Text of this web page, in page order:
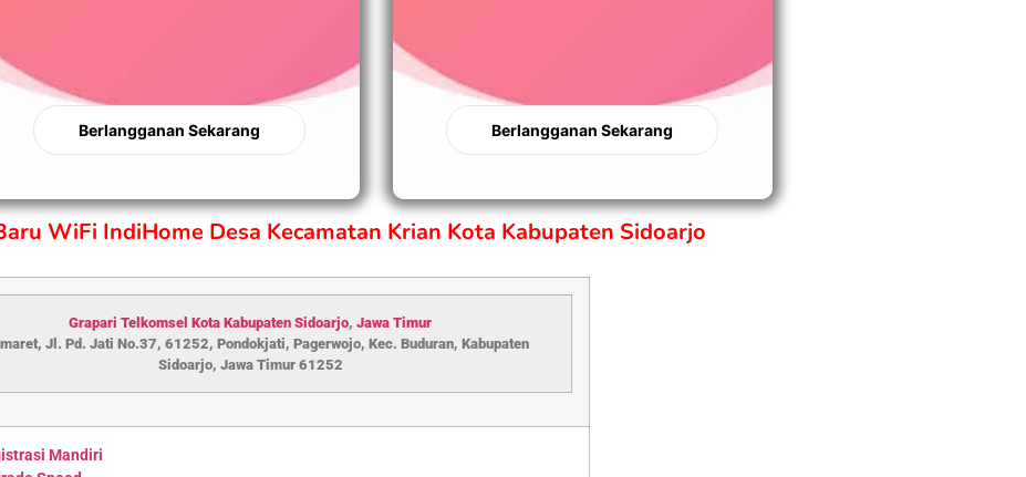
Berlangganan Sekarang Berlangganan Sekarang
WiFi IndiHome Desa Kecamatan Krian Kota Kabupaten Sidoarjo
Grapari Telkomsel Kota Kabupaten Sidoarjo, Jawa Timur
Jl. Pd. Jati No.37, 61252, Pondokjati, Pagerwojo, Kec. Buduran, Kabupaten
Sidoarjo, Jawa Timur 61252
Mandiri